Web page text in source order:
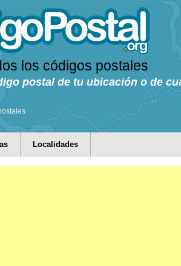
los códigos postales
postal de tu ubicación o de
Localidades